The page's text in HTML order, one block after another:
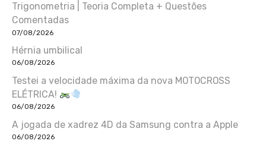
Trigonometria | Teoria Completa + Questões
Comentadas
07/08/2026
Hérnia umbilical
06/08/2026
Testei a velocidade máxima da nova MOTOCROSS
ELÉTRICA!
06/08/2026
A jogada de xadrez 4D da Samsung contra a Apple
06/08/2026